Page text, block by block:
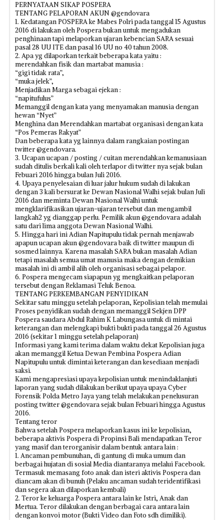
PERNYATAAN SIKAP POSPERA
TENTANG PELAPORAN AKUN @gendovara
1. Kedatangan POSPERA ke Mabes Polri pada tanggal 15 Agustus
2016 di lakukan oleh Pospera bukan untuk mengadukan
penghinaan tapi melaporkan ujaran kebencian SARA sesuai
pasal 28 UU ITE dan pasal 16 UU no 40 tahun 2008.
2. Apa yg dilaporkan terkait beberapa kata yaitu :
merendahkan fisik dan martabat manusia :
“gigi tidak rata”,
“muka jelek”,
Menjadikan Marga sebagai ejekan :
“napitufulus”
Memanggil dengan kata yang menyamakan manusia dengan
hewan “Nyet”
Menghina dan Merendahkan martabat organisasi dengan kata
“Pos Pemeras Rakyat”
Dan beberapa kata yg lainnya dalam rangkaian postingan
twitter @gendovara.
3. Ucapan ucapan / posting / cuitan merendahkan kemanusiaan
sudah ditulis berkali kali oleh terlapor di twitter nya sejak bulan
Febuari 2016 hingga bulan Juli 2016.
4. Upaya penyelesaian di luar jalur hukum sudah di lakukan
dengan 3 kali bersurat ke Dewan Nasional Walhi sejak bulan Juli
2016 dan meminta Dewan Nasional Walhi untuk
mengklarifikasikan ujaran-ujaran tersebut dan mengambil
langkah2 yg dianggap perlu. Pemilik akun @gendovara adalah
satu dari lima anggota Dewan Nasional Walhi.
5. Hingga hari ini Adian Napitupulu tidak pernah menjawab
apapun ucapan akun @gendovara baik di twitter maupun di
sosmed lainnya. Karena masalah SARA bukan masalah Adian
tetapi masalah semua umat manusia maka dengan demikian
masalah ini di ambil alih oleh organisasi sebagai pelapor.
6. Pospera mengecam siapapun yg mengkaitkan pelaporan
tersebut dengan Reklamasi Teluk Benoa.
TENTANG PERKEMBANGAN PENYIDIKAN
Sekitar satu minggu setelah pelaporan, Kepolisian telah memulai
Proses penyidikan sudah dengan memanggil Sekjen DPP
Pospera saudara Abdul Rahim K Labungasa untuk di mintai
keterangan dan melengkapi bukti bukti pada tanggal 26 Agustus
2016 (sekitar 1 minggu setelah pelaporan)
Informasi yang kami terima dalam waktu dekat Kepolisian juga
akan memanggil Ketua Dewan Pembina Pospera Adian
Napitupulu untuk dimintai keterangan dan kesediaan menjadi
saksi.
Kami mengapresiasi upaya kepolisian untuk menindaklanjuti
laporan yang sudah dilakukan berikut upaya upaya Cyber
Forensik Polda Metro Jaya yang telah melakukan penelusuran
posting twitter @gendovara sejak bulan Febuari hingga Agustus
2016.
Tentang teror
Bahwa setelah Pospera melaporkan kasus ini ke kepolisian,
beberapa aktivis Pospera di Propinsi Bali mendapatkan Teror
yang masif dan terorganisir dalam bentuk antara lain :
1. Ancaman pembunuhan, di gantung di muka umum dan
berbagai hujatan di sosial Media diantaranya melalui Facebook.
Termasuk memasang foto anak dan isteri aktivis Pospera dan
diancam akan di bunuh (Pelaku ancaman sudah teridentifikasi
dan segera akan dilaporkan kembali)
2. Teror ke keluarga Pospera antara lain ke Istri, Anak dan
Mertua. Teror dilakukan dengan berbagai cara antara lain
dengan konvoi motor (Bukti Video dan Foto sdh dimiliki).